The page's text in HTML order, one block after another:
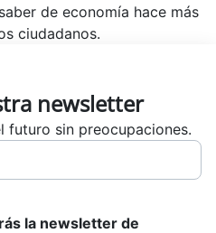
de economía hace más
ciudadanos.
newsletter
futuro sin preocupaciones.
la newsletter de